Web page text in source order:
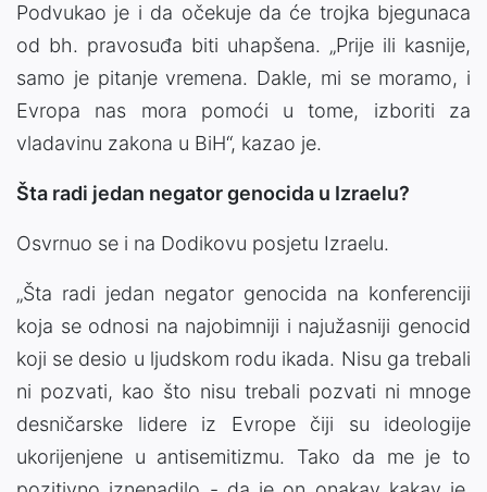
Podvukao je i da očekuje da će trojka bjegunaca
od bh. pravosuđa biti uhapšena. „Prije ili kasnije,
samo je pitanje vremena. Dakle, mi se moramo, i
Evropa nas mora pomoći u tome, izboriti za
vladavinu zakona u BiH“, kazao je.
Šta radi jedan negator genocida u Izraelu?
Osvrnuo se i na Dodikovu posjetu Izraelu.
„Šta radi jedan negator genocida na konferenciji
koja se odnosi na najobimniji i najužasniji genocid
koji se desio u ljudskom rodu ikada. Nisu ga trebali
ni pozvati, kao što nisu trebali pozvati ni mnoge
desničarske lidere iz Evrope čiji su ideologije
ukorijenjene u antisemitizmu. Tako da me je to